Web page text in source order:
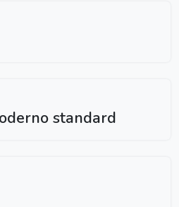
standard